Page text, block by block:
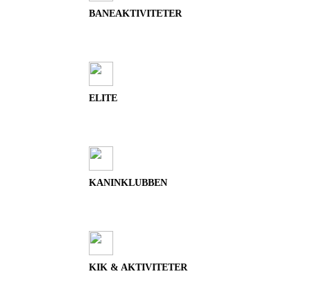
BANEAKTIVITETER
ELITE
KANINKLUBBEN
KIK & AKTIVITETER